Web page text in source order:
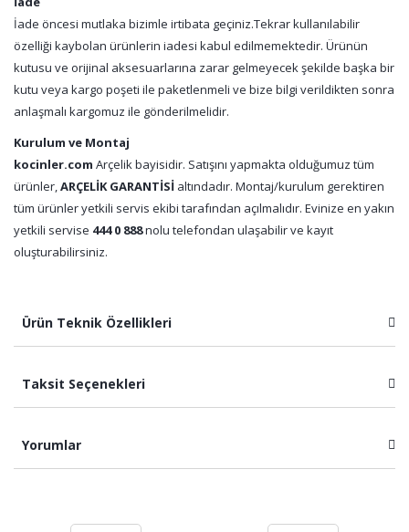
İade öncesi mutlaka bizimle irtibata geçiniz.Tekrar kullanılabilir
özelliği kaybolan ürünlerin iadesi kabul edilmemektedir. Ürünün
kutusu ve orijinal aksesuarlarına zarar gelmeyecek şekilde başka bir
kutu veya kargo poşeti ile paketlenmeli ve bize bilgi verildikten sonra
anlaşmalı kargomuz ile gönderilmelidir.
Kurulum ve Montaj
kocinler.com Arçelik bayisidir. Satışını yapmakta olduğumuz tüm
ürünler,ARÇELİK GARANTİSİ altındadır. Montaj/kurulum gerektiren
tüm ürünler yetkili servis ekibi tarafından açılmalıdır. Evinize en yakın
yetkili servise 444 0 888nolu telefondan ulaşabilir ve kayıt
oluşturabilirsiniz.
Ürün Teknik Özellikleri
Taksit Seçenekleri
Yorumlar